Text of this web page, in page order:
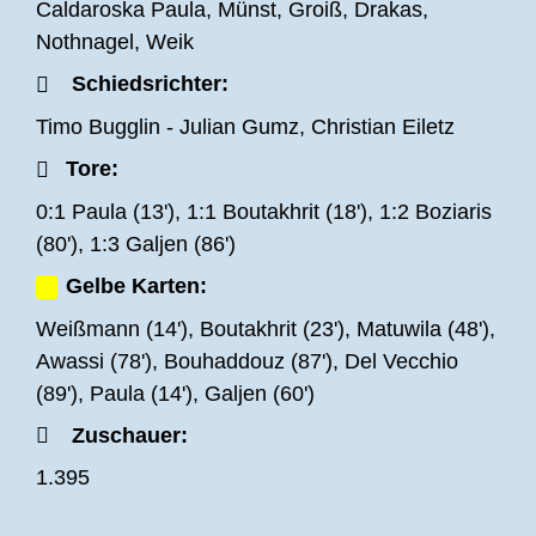
Ball in das schwarz-blaue Tor.
gestartet. Jihad Boutakhrit hatte bereits in den
ersten Minuten gute Chancen zum
Führungstreffer. Der Gegner aus Stuttgart
bekam bereits in der 13. Spielminute einen
Carlos Vasko Caldaroska Paula verwandelt
wurde. Wenig später konnte Boutakhrit, nach
einem schönen Dribbling, den Ausgleich zum
1:1 erzielen. Das Spiel verlief in der ersten
Hälfte auf Augenhöhe, die Schwarz-Blauen
Caldaroska Paula, Münst, Groiß, Drakas,
Nothnagel, Weik
Schiedsrichter:
Timo Bugglin - Julian Gumz, Christian Eiletz
Tore:
0:1 Paula (13'), 1:1 Boutakhrit (18'), 1:2 Boziaris
(80'), 1:3 Galjen (86')
Gelbe Karten:
Weißmann (14'), Boutakhrit (23'), Matuwila (48'),
Awassi (78'), Bouhaddouz (87'), Del Vecchio
(89'), Paula (14'), Galjen (60')
Zuschauer:
1.395